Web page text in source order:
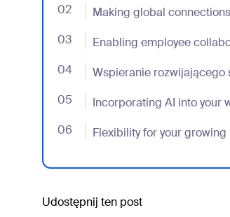
02 Making global connections
- Jumplink to Making global
03 Enabling employee
- Jumplink to Enabling employee
04 Wspieranie rozwijającego
- Jumplink to Wspieranie
05 Incorporating AI into your
- Jumplink to Incorporating AI into
06 Flexibility for your growing
- Jumplink to Flexibility for your
Udostępnij ten post